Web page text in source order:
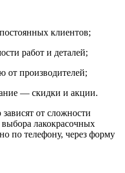
клиентов;
работ и деталей;
от производителей;
— скидки и акции.
от сложности
лакокрасочных
по телефону, через форму